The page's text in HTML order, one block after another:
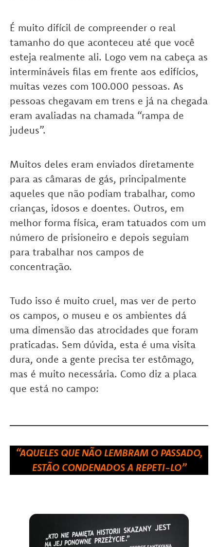
É muito difícil de compreender o real
tamanho do que aconteceu até que você
esteja realmente ali. Logo vem na cabeça as
intermináveis filas em frente aos edifícios,
muitas vezes com 100.000 pessoas. As
pessoas chegavam em trens e já na chegada
eram avaliadas na chamada “rampa de
judeus”.
Muitos deles eram enviados diretamente
para as câmaras de gás, principalmente
aqueles que não podiam trabalhar, como
crianças, idosos e doentes. Outros, em
melhor forma física, eram tatuados com um
número de prisioneiro e depois seguiam ​​
para trabalhar nos campos de
concentração.
Tudo isso é muito cruel, mas ver de perto
os campos, o museu e os ambientes dá
uma dimensão das atrocidades que foram
praticadas. Sem dúvida, esta é uma visita
dura, onde a gente precisa ter estômago,
mas é muito necessária. Como diz a placa
que está no campo:
“AQUELES QUE NÃO LEMBRAM O PASSADO,
ESTÃO CONDENADOS A REPETI-LO”